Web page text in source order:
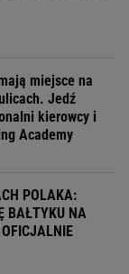
miejsce na
Jedź
kierowcy i
Academy
POLAKA:
BAŁTYKU NA